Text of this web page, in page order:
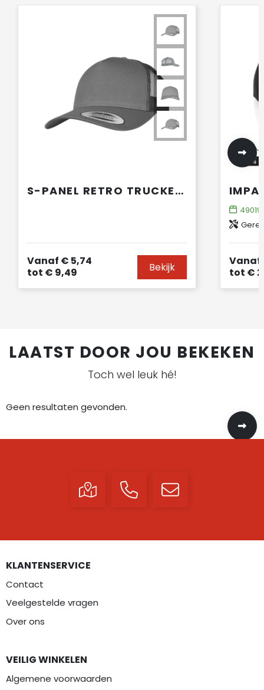
S-PANEL RETRO TRUCKER CAP
Vanaf € 5,74
tot € 9,49 Bekijk
49019
Vanaf
tot €
LAATST DOOR JOU BEKEKEN
Toch wel leuk hé!
Geen resultaten gevonden.
KLANTENSERVICE
Contact
Veelgestelde vragen
Over ons
VEILIG WINKELEN
Algemene voorwaarden